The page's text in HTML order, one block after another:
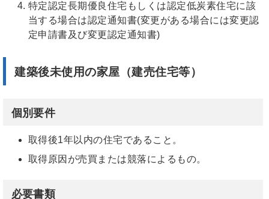
特定認定長期優良住宅もしくは認定低炭素住宅に該
当する場合は認定通知書(変更がある場合には変更認
定申請書及び変更認定通知書)
建築後未使用の家屋（建売住宅等）
個別要件
取得後1年以内の住宅であること。
取得原因が売買または競落によるもの。
必要書類